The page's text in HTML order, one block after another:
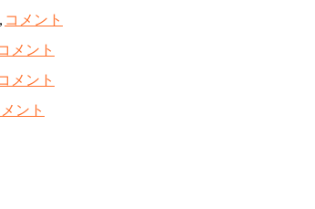
, コメント
メント
メント
ント